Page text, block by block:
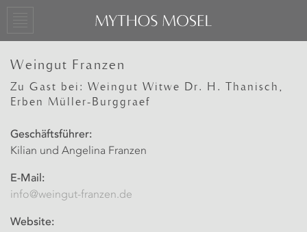
Weingut Franzen
Zu Gast bei: Weingut Witwe Dr. H. Thanisch,
Erben Müller-Burggraef
Geschäftsführer:
Kilian und Angelina Franzen
E-Mail:
info@weingut-franzen.de
Website: